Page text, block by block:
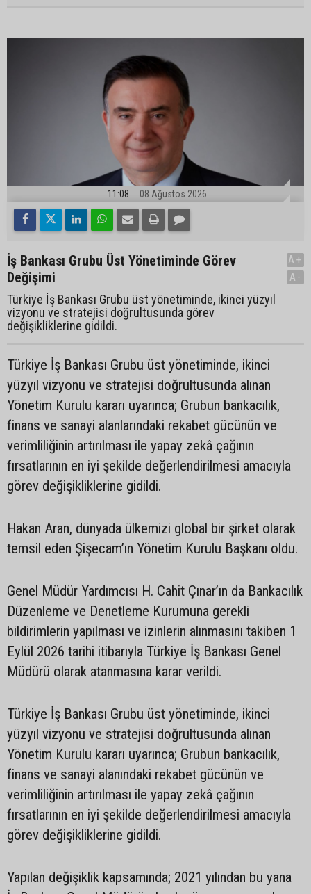
11:08 08 Ağustos 2026
İş Bankası Grubu Üst Yönetiminde Görev
Değişimi
Türkiye İş Bankası Grubu üst yönetiminde, ikinci yüzyıl
vizyonu ve stratejisi doğrultusunda görev
değişikliklerine gidildi.
A+
A-
Türkiye İş Bankası Grubu üst yönetiminde, ikinci
yüzyıl vizyonu ve stratejisi doğrultusunda alınan
Yönetim Kurulu kararı uyarınca; Grubun bankacılık,
finans ve sanayi alanlarındaki rekabet gücünün ve
verimliliğinin artırılması ile yapay zekâ çağının
fırsatlarının en iyi şekilde değerlendirilmesi amacıyla
görev değişikliklerine gidildi.
Hakan Aran, dünyada ülkemizi global bir şirket olarak
temsil eden Şişecam’ın Yönetim Kurulu Başkanı oldu.
Genel Müdür Yardımcısı H. Cahit Çınar’ın da Bankacılık
Düzenleme ve Denetleme Kurumuna gerekli
bildirimlerin yapılması ve izinlerin alınmasını takiben 1
Eylül 2026 tarihi itibarıyla Türkiye İş Bankası Genel
Müdürü olarak atanmasına karar verildi.
Türkiye İş Bankası Grubu üst yönetiminde, ikinci
yüzyıl vizyonu ve stratejisi doğrultusunda alınan
Yönetim Kurulu kararı uyarınca; Grubun bankacılık,
finans ve sanayi alanındaki rekabet gücünün ve
verimliliğinin artırılması ile yapay zekâ çağının
fırsatlarının en iyi şekilde değerlendirilmesi amacıyla
görev değişikliklerine gidildi.
Yapılan değişiklik kapsamında; 2021 yılından bu yana